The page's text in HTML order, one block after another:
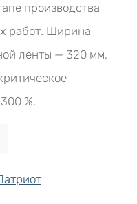
производства
работ. Ширина
ленты — 320 мм,
%.